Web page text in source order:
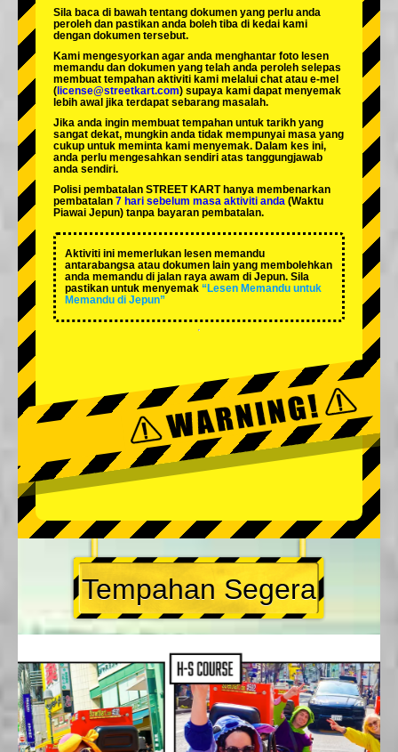
Sila baca di bawah tentang dokumen yang perlu anda
peroleh dan pastikan anda boleh tiba di kedai kami
dengan dokumen tersebut.
Kami mengesyorkan agar anda menghantar foto lesen
memandu dan dokumen yang telah anda peroleh selepas
membuat tempahan aktiviti kami melalui chat atau e-mel
( license@streetkart.com) supaya kami dapat menyemak
lebih awal jika terdapat sebarang masalah.
Jika anda ingin membuat tempahan untuk tarikh yang
sangat dekat, mungkin anda tidak mempunyai masa yang
cukup untuk meminta kami menyemak. Dalam kes ini,
anda perlu mengesahkan sendiri atas tanggungjawab
anda sendiri.
Polisi pembatalan STREET KART hanya membenarkan
pembatalan 7 hari sebelum masa aktiviti anda (Waktu
Piawai Jepun) tanpa bayaran pembatalan.
Aktiviti ini memerlukan lesen memandu
antarabangsa atau dokumen lain yang membolehkan
anda memandu di jalan raya awam di Jepun. Sila
pastikan untuk menyemak “Lesen Memandu untuk
Memandu di Jepun”
Tempahan Segera